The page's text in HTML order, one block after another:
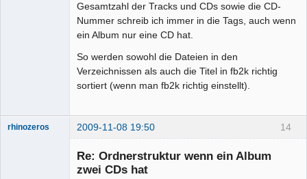
Gesamtzahl der Tracks und CDs sowie die CD-
Nummer schreib ich immer in die Tags, auch wenn
ein Album nur eine CD hat.
So werden sowohl die Dateien in den
Verzeichnissen als auch die Titel in fb2k richtig
sortiert (wenn man fb2k richtig einstellt).
14
rhinozeros 2009-11-08 19:50
Re: Ordnerstruktur wenn ein Album
zwei CDs hat